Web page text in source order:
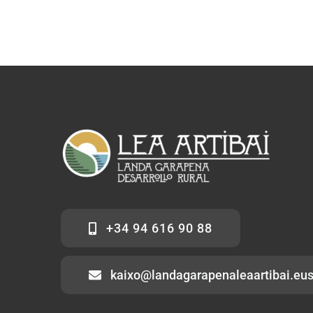
+34 94 616 90 88
kaixo@landagarapenaleaartibai.eus